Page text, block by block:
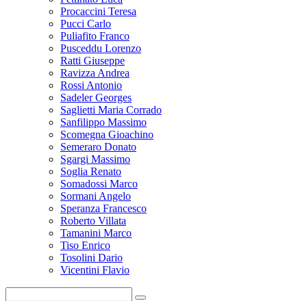
Procaccini Teresa
Pucci Carlo
Puliafito Franco
Pusceddu Lorenzo
Ratti Giuseppe
Ravizza Andrea
Rossi Antonio
Sadeler Georges
Saglietti Maria Corrado
Sanfilippo Massimo
Scomegna Gioachino
Semeraro Donato
Sgargi Massimo
Soglia Renato
Somadossi Marco
Sormani Angelo
Speranza Francesco
Roberto Villata
Tamanini Marco
Tiso Enrico
Tosolini Dario
Vicentini Flavio